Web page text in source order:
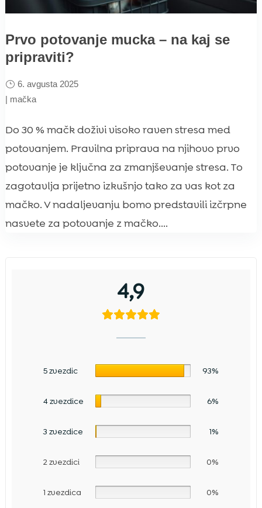
Prvo potovanje mucka – na kaj se
pripraviti?
6. avgusta 2025
| mačka
Do 30 % mačk doživi visoko raven stresa med
potovanjem. Pravilna priprava na njihovo prvo
potovanje je ključna za zmanjševanje stresa. To
zagotavlja prijetno izkušnjo tako za vas kot za
mačko. V nadaljevanju bomo predstavili izčrpne
nasvete za potovanje z mačko....
4,9
5 zvezdic 93%
4 zvezdice 6%
3 zvezdice 1%
2 zvezdici 0%
1 zvezdica 0%